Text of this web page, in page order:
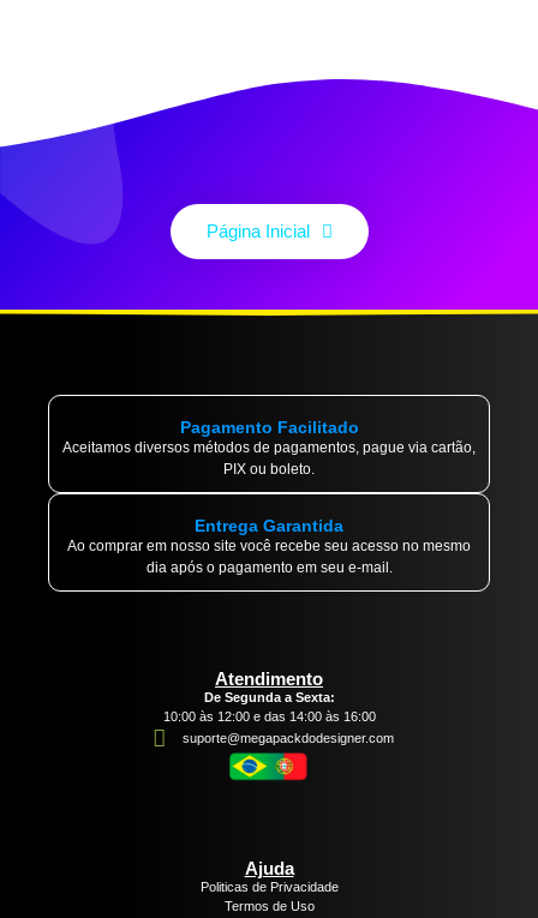
Página Inicial
Pagamento Facilitado
Aceitamos diversos métodos de pagamentos, pague via cartão,
PIX ou boleto.
Entrega Garantida
Ao comprar em nosso site você recebe seu acesso no mesmo
dia após o pagamento em seu e-mail.
Atendimento
De Segunda a Sexta:
10:00 às 12:00 e das 14:00 às 16:00
suporte@megapackdodesigner.com
Ajuda
Politicas de Privacidade
Termos de Uso